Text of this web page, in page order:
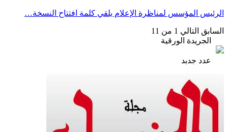
الرئيس المؤسس لمناظرة الإعلام يلقي كلمة افتتاح النسخة…
السابق التالي 1 من 11
الجريدة الورقية
عدد جدبد